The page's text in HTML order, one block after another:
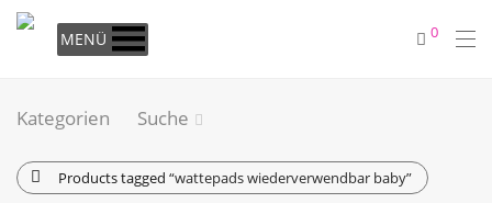
MENÜ 0
Kategorien Suche
Products tagged “wattepads wiederverwendbar baby”